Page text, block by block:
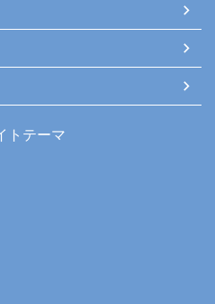
トテーマ